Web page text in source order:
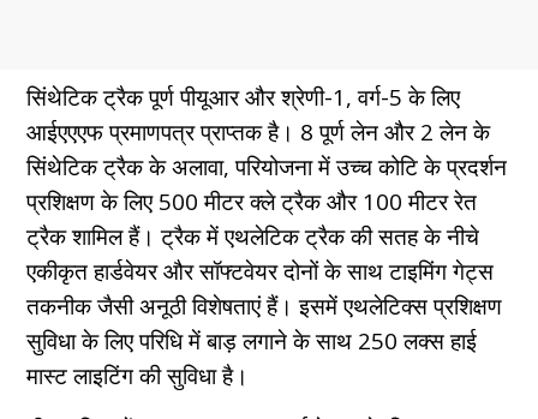
सिंथेटिक ट्रैक पूर्ण पीयूआर और श्रेणी-1, वर्ग-5 के लिए
आईएएएफ प्रमाणपत्र प्राप्तक है। 8 पूर्ण लेन और 2 लेन के
सिंथेटिक ट्रैक के अलावा, परियोजना में उच्च कोटि के प्रदर्शन
प्रशिक्षण के लिए 500 मीटर क्ले ट्रैक और 100 मीटर रेत
ट्रैक शामिल हैं। ट्रैक में एथलेटिक ट्रैक की सतह के नीचे
एकीकृत हार्डवेयर और सॉफ्टवेयर दोनों के साथ टाइमिंग गेट्स
तकनीक जैसी अनूठी विशेषताएं हैं। इसमें एथलेटिक्स प्रशिक्षण
सुविधा के लिए परिधि में बाड़ लगाने के साथ 250 लक्स हाई
मास्ट लाइटिंग की सुविधा है।